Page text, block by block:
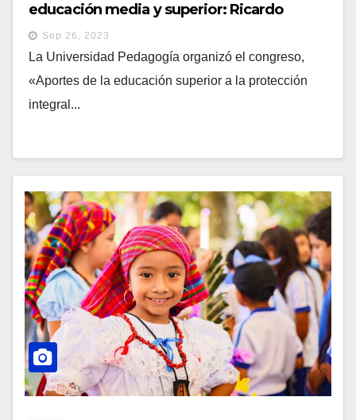
educación media y superior: Ricardo
Cardona
Sep 26, 2023
La Universidad Pedagogía organizó el congreso,
«Aportes de la educación superior a la protección
integral...